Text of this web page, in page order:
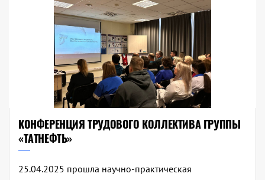
КОНФЕРЕНЦИЯ ТРУДОВОГО КОЛЛЕКТИВА ГРУППЫ
«ТАТНЕФТЬ»
25.04.2025 прошла научно-практическая